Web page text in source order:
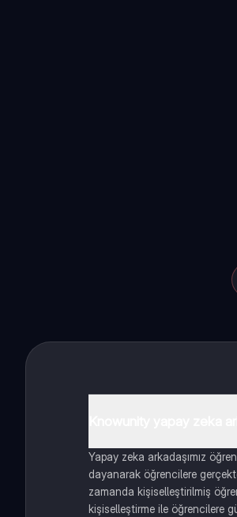
Yapay zeka arkadaşımız
dayanarak öğrencilere
zamanda kişiselleştirilmiş
kişiselleştirme ile öğrencilere